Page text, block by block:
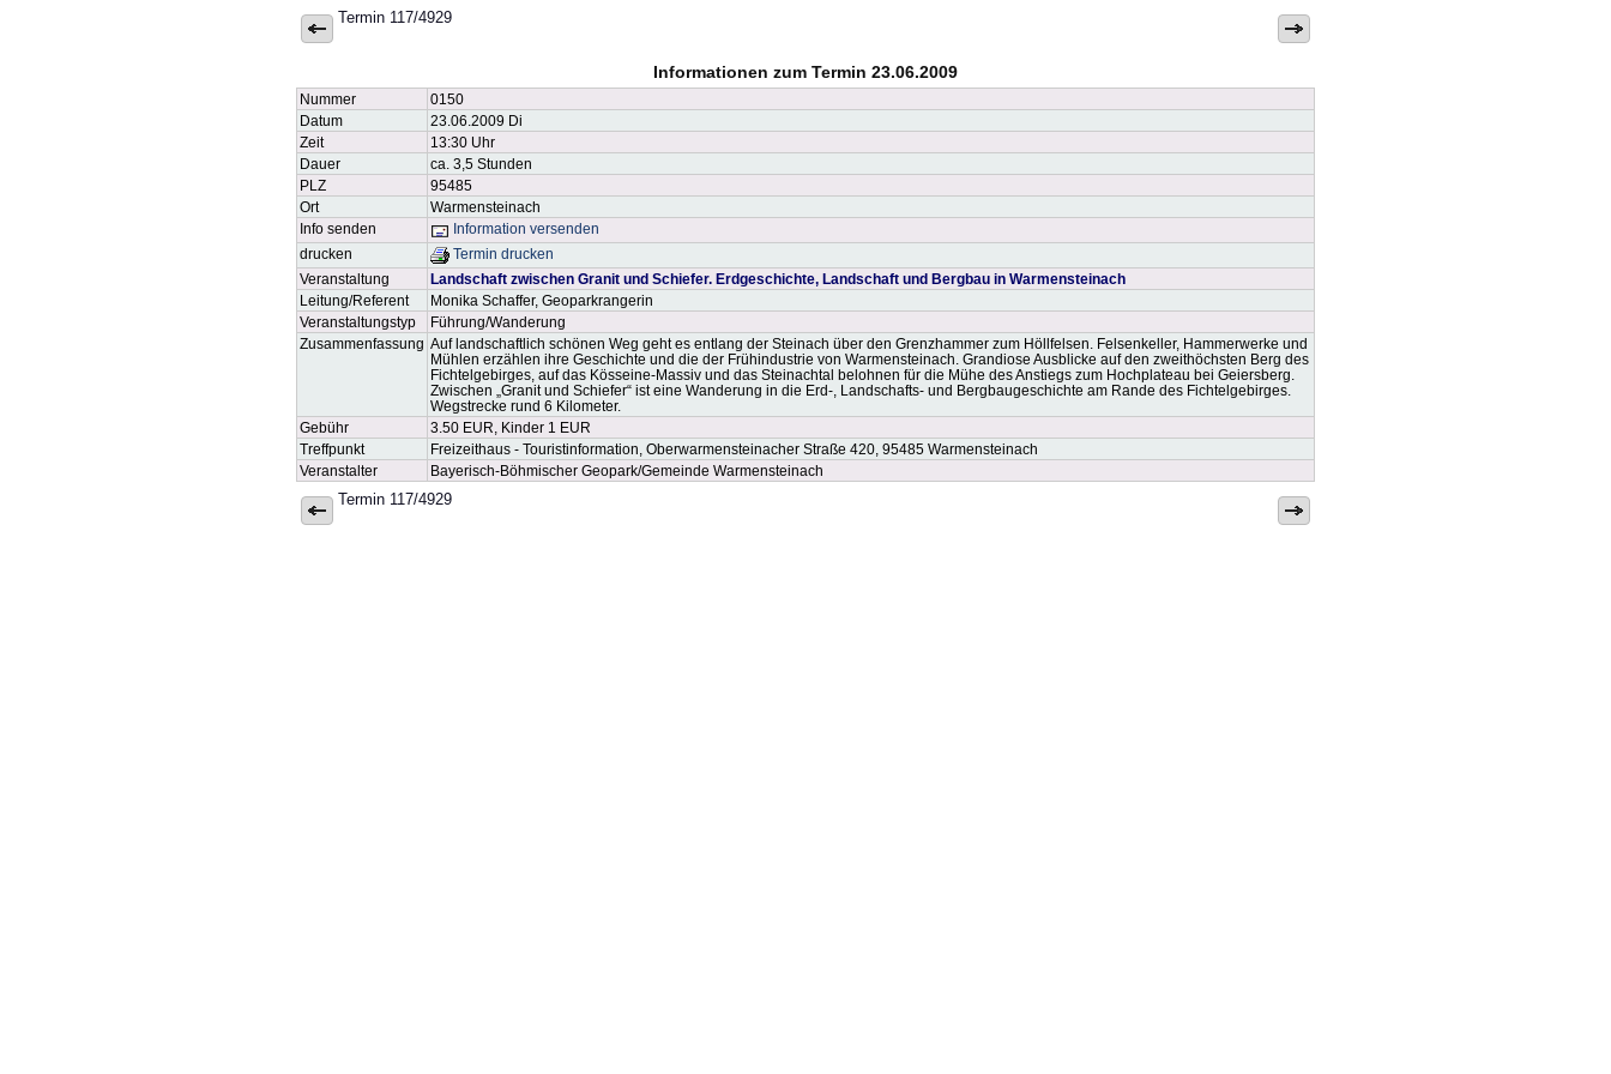
Termin 117/4929
Informationen zum Termin 23.06.2009
Nummer
0150
Datum
23.06.2009 Di
Zeit
13:30 Uhr
Dauer
ca. 3,5 Stunden
PLZ
95485
Ort
Warmensteinach
Info senden
Information versenden
drucken
Termin drucken
Veranstaltung
Landschaft zwischen Granit und Schiefer. Erdgeschichte, Landschaft und Bergbau in Warmensteinach
Leitung/Referent
Monika Schaffer, Geoparkrangerin
Veranstaltungstyp
Führung/Wanderung
Zusammenfassung Auf landschaftlich schönen Weg geht es entlang der Steinach über den Grenzhammer zum Höllfelsen. Felsenkeller, Hammerwerke und
Mühlen erzählen ihre Geschichte und die der Frühindustrie von Warmensteinach. Grandiose Ausblicke auf den zweithöchsten Berg des
Fichtelgebirges, auf das Kösseine-Massiv und das Steinachtal belohnen für die Mühe des Anstiegs zum Hochplateau bei Geiersberg.
Zwischen „Granit und Schiefer“ ist eine Wanderung in die Erd-, Landschafts- und Bergbaugeschichte am Rande des Fichtelgebirges.
Wegstrecke rund 6 Kilometer.
Gebühr
3.50 EUR, Kinder 1 EUR
Treffpunkt
Freizeithaus - Touristinformation, Oberwarmensteinacher Straße 420, 95485 Warmensteinach
Veranstalter
Bayerisch-Böhmischer Geopark/Gemeinde Warmensteinach
Termin 117/4929